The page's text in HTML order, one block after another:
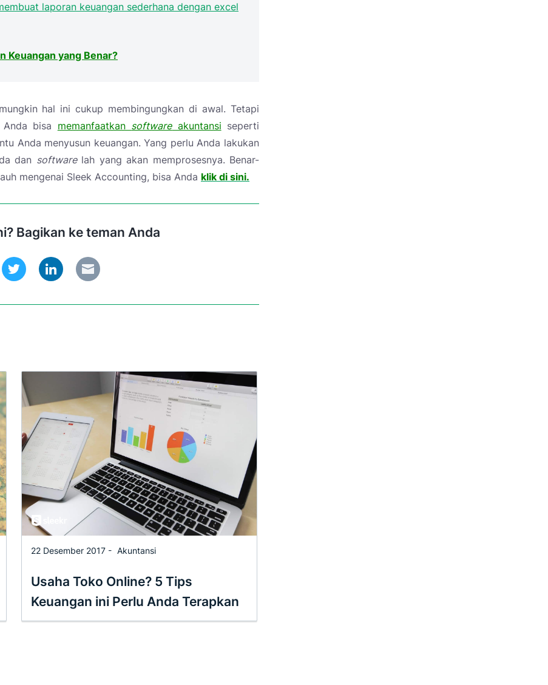
laporan keuangan sederhana dengan excel
Keuangan yang Benar?
hal ini cukup membingungkan di awal. Tetapi
bisa memanfaatkan softwareakuntansi seperti
Anda menyusun keuangan. Yang perlu Anda lakukan
dan softwarelah yang akan memprosesnya. Benar-
mengenai Sleek Accounting, bisa Anda klik di sini.
Bagikan ke teman Anda
22 Desember 2017 - Akuntansi
Usaha Toko Online? 5 Tips
Keuangan ini Perlu Anda Terapkan